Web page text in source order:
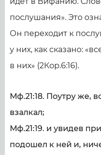
послушания». Это
Он переходит к
у них, как сказано:
в них» (2Кор.6:16).
Мф.21:18. Поутру же,
взалкал;
Мф.21:19. и увидев
подошел к ней и,